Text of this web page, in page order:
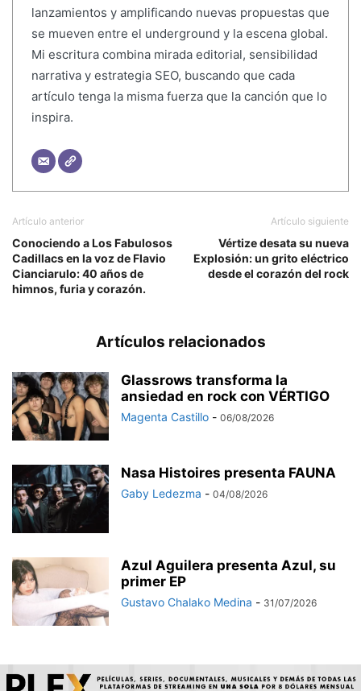
lanzamientos y amplificando nuevas propuestas que
se mueven entre el underground y la escena global.
Mi escritura combina mirada editorial, sensibilidad
narrativa y estrategia SEO, buscando que cada
artículo tenga la misma fuerza que la canción que lo
inspira.
Artículo anterior
Conociendo a Los Fabulosos
Cadillacs en la voz de Flavio
Cianciarulo: 40 años de
himnos, furia y corazón.
Artículo siguiente
Vértize desata su nueva
Explosión: un grito eléctrico
desde el corazón del rock
Artículos relacionados
Glassrows transforma la
ansiedad en rock con VÉRTIGO
Magenta Castillo - 06/08/2026
Nasa Histoires presenta FAUNA
Gaby Ledezma - 04/08/2026
Azul Aguilera presenta Azul, su
primer EP
Gustavo Chalako Medina - 31/07/2026